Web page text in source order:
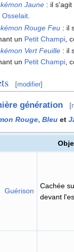
Jaune : il s'agit
Osselait.
Rouge Feu : il
un Petit Champi ,
Vert Feuille : il
un Petit Champi ,
[modifier]
génération [
Rouge, Bleu et
Guérison
Cachée
devant